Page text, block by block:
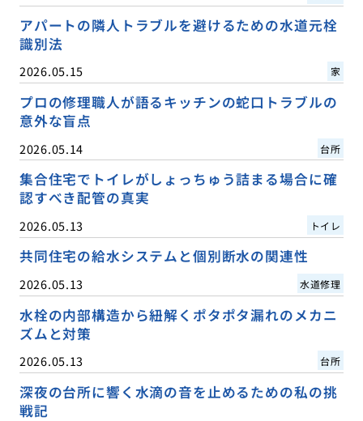
アパートの隣人トラブルを避けるための水道元栓
識別法
2026.05.15 家
プロの修理職人が語るキッチンの蛇口トラブルの
意外な盲点
2026.05.14 台所
集合住宅でトイレがしょっちゅう詰まる場合に確
認すべき配管の真実
2026.05.13 トイレ
共同住宅の給水システムと個別断水の関連性
2026.05.13 水道修理
水栓の内部構造から紐解くポタポタ漏れのメカニ
ズムと対策
2026.05.13 台所
深夜の台所に響く水滴の音を止めるための私の挑
戦記